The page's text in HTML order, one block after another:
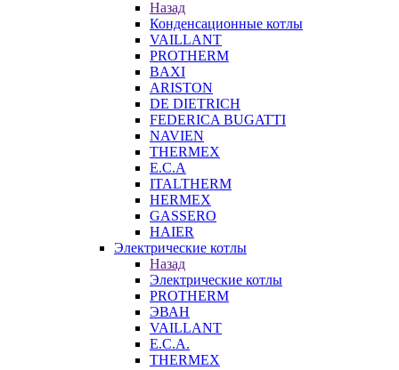
Назад
Конденсационные котлы
VAILLANT
PROTHERM
BAXI
ARISTON
DE DIETRICH
FEDERICA BUGATTI
NAVIEN
THERMEX
E.C.A
ITALTHERM
HERMEX
GASSERO
HAIER
Электрические котлы
Назад
Электрические котлы
PROTHERM
ЭВАН
VAILLANT
E.C.A.
THERMEX